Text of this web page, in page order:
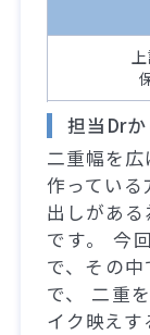
担当Dr
二重幅を
作っている
出しがあ
です。 今
で、その
で、 二重
イク映えす